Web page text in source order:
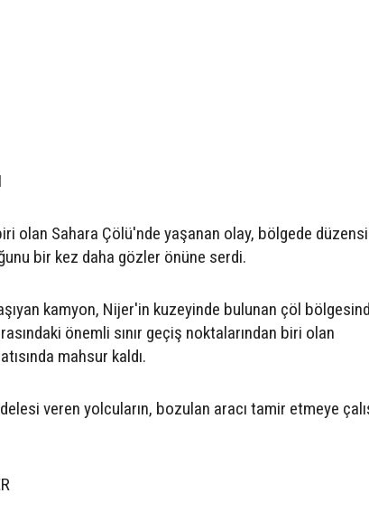
olan Sahara Çölü'nde yaşanan olay, bölgede
bir kez daha gözler önüne serdi.
kamyon, Nijer'in kuzeyinde bulunan çöl
önemli sınır geçiş noktalarından biri olan
mahsur kaldı.
veren yolcuların, bozulan aracı tamir etmeye